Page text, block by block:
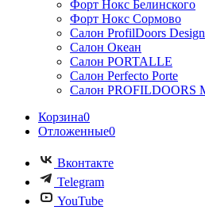
Форт Нокс Белинского
Форт Нокс Сормово
Салон ProfilDoors Design
Салон Океан
Салон PORTALLE
Салон Perfecto Portе
Салон PROFILDOORS
Корзина0
Отложенные0
Вконтакте
Telegram
YouTube